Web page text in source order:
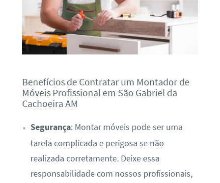
Benefícios de Contratar um Montador de
Móveis Profissional em São Gabriel da
Cachoeira AM
Segurança: Montar móveis pode ser uma
tarefa complicada e perigosa se não
realizada corretamente. Deixe essa
responsabilidade com nossos profissionais,